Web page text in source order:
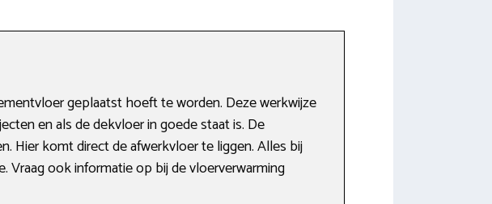
geplaatst hoeft te worden. Deze werkwijze
en als de dekvloer in goede staat is. De
Hier komt direct de afwerkvloer te liggen. Alles bij
ook informatie op bij de vloerverwarming